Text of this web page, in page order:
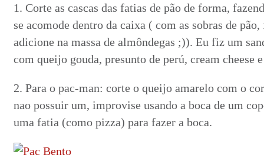
1. Corte as cascas das fatias de pão de forma,
se acomode dentro da caixa ( com as sobras de
adicione na massa de almôndegas ;)). Eu fiz um
com queijo gouda, presunto de perú, cream cheese
2. Para o pac-man: corte o queijo amarelo com o
nao possuir um, improvise usando a boca de um
uma fatia (como pizza) para fazer a boca.